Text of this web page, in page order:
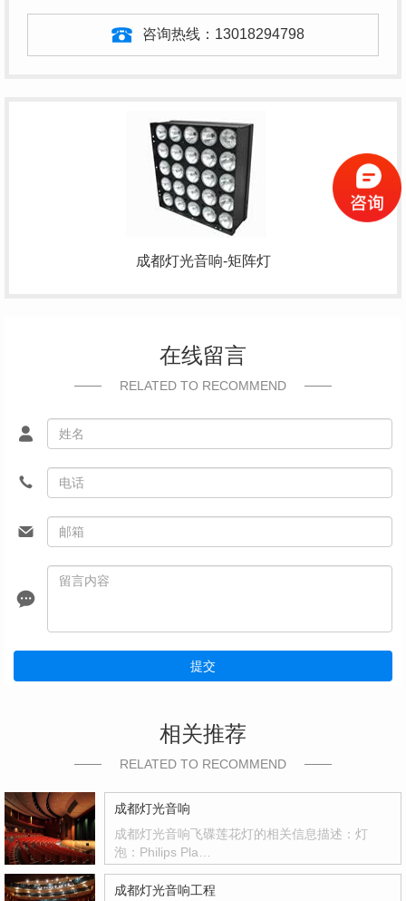
咨询热线： 13018294798
成都灯光音响-矩阵灯
在线留言
RELATED TO RECOMMEND
提交
相关推荐
RELATED TO RECOMMEND
成都灯光音响
成都灯光音响飞碟莲花灯的相关信息描述：灯
泡：Philips Pla…
成都灯光音响工程